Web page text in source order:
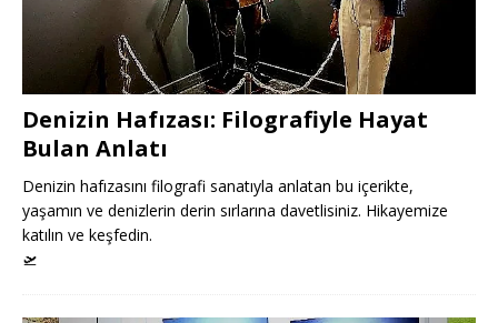
Denizin Hafızası: Filografiyle Hayat
Bulan Anlatı
Denizin hafızasını filografi sanatıyla anlatan bu içerikte,
yaşamın ve denizlerin derin sırlarına davetlisiniz. Hikayemize
katılın ve keşfedin.
🛫